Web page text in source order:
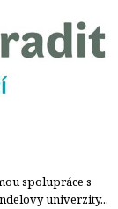
spolupráce s
univerzity...